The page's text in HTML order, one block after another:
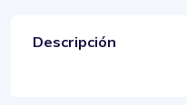
Descripción